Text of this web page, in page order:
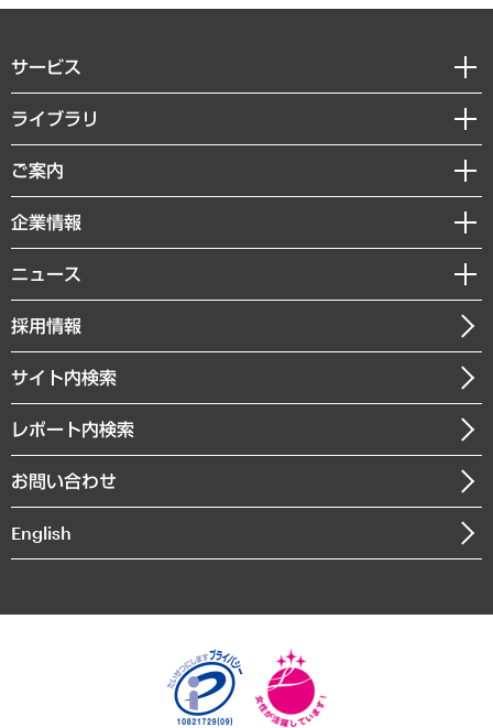
サービス
経営戦略
組織・人事戦略
デジタルイノベーション
共生・ダイバーシティ
GRC（ガバナンス・リスク・コンプライアンス）・防災（政策）
経済・産業・雇用・労働
まちづくり・観光・交通・スポーツ・スマートシティ
自然資源・農林水産業・食料システム
ライブラリ
経済調査
レポート
コラム
経営用語集
受託・受注実績（官公庁関連）
メディア掲載・出演
ご案内
セミナー・イベント情報
MUFGビジネスセミナー
受託案件情報
企業情報
私たちの想い
社長メッセージ
会社概要
沿革
組織図・本部部室紹介
インドネシア現地法人
個人情報保護方針
ニュース
ニュースリリース
お知らせ
採用情報
サイト内検索
レポート内検索
お問い合わせ
English